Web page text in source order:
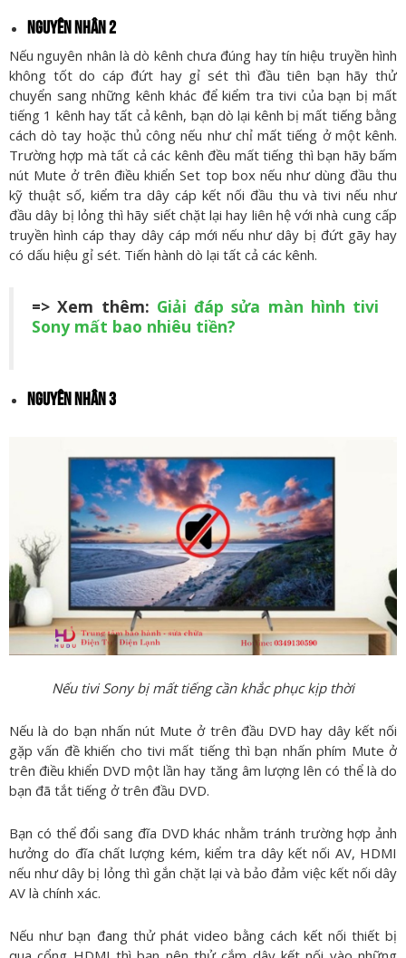
NGUYÊN NHÂN 2
Nếu nguyên nhân là dò kênh chưa đúng hay tín hiệu truyền hình
không tốt do cáp đứt hay gỉ sét thì đầu tiên bạn hãy thử
chuyển sang những kênh khác để kiểm tra tivi của bạn bị mất
tiếng 1 kênh hay tất cả kênh, bạn dò lại kênh bị mất tiếng bằng
cách dò tay hoặc thủ công nếu như chỉ mất tiếng ở một kênh.
Trường hợp mà tất cả các kênh đều mất tiếng thì bạn hãy bấm
nút Mute ở trên điều khiển Set top box nếu như dùng đầu thu
kỹ thuật số, kiểm tra dây cáp kết nối đầu thu và tivi nếu như
đầu dây bị lỏng thì hãy siết chặt lại hay liên hệ với nhà cung cấp
truyền hình cáp thay dây cáp mới nếu như dây bị đứt gãy hay
có dấu hiệu gỉ sét. Tiến hành dò lại tất cả các kênh.
=> Xem thêm: Giải đáp sửa màn hình tivi
Sony mất bao nhiêu tiền?
NGUYÊN NHÂN 3
Nếu tivi Sony bị mất tiếng cần khắc phục kịp thời
Nếu là do bạn nhấn nút Mute ở trên đầu DVD hay dây kết nối
gặp vấn đề khiến cho tivi mất tiếng thì bạn nhấn phím Mute ở
trên điều khiển DVD một lần hay tăng âm lượng lên có thể là do
bạn đã tắt tiếng ở trên đầu DVD.
Bạn có thể đổi sang đĩa DVD khác nhằm tránh trường hợp ảnh
hưởng do đĩa chất lượng kém, kiểm tra dây kết nối AV, HDMI
nếu như dây bị lỏng thì gắn chặt lại và bảo đảm việc kết nối dây
AV là chính xác.
Nếu như bạn đang thử phát video bằng cách kết nối thiết bị